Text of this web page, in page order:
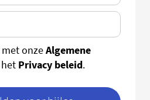
onzeAlgemene
Privacy beleid.